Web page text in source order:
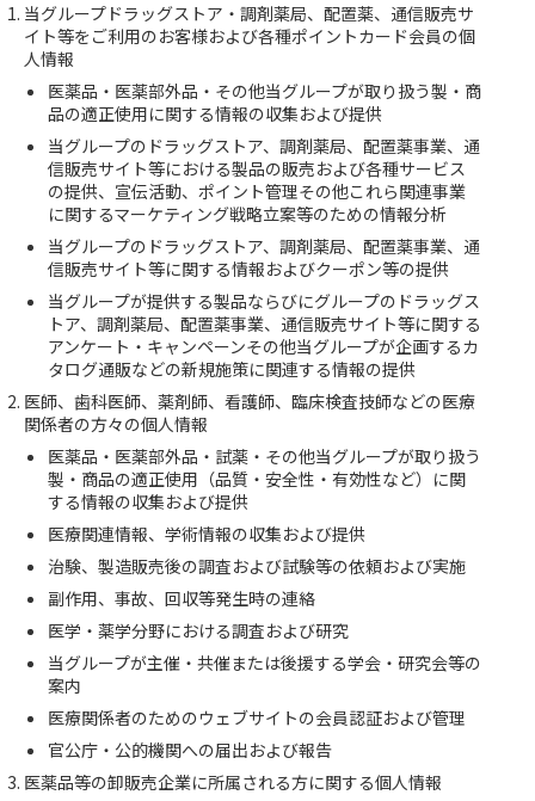
当グループドラッグストア・調剤薬局、配置薬、通信販売サ
イト等をご利用のお客様および各種ポイントカード会員の個
人情報
医薬品・医薬部外品・その他当グループが取り扱う製・商
品の適正使用に関する情報の収集および提供
当グループのドラッグストア、調剤薬局、配置薬事業、通
信販売サイト等における製品の販売および各種サービス
の提供、宣伝活動、ポイント管理その他これら関連事業
に関するマーケティング戦略立案等のための情報分析
当グループのドラッグストア、調剤薬局、配置薬事業、通
信販売サイト等に関する情報およびクーポン等の提供
当グループが提供する製品ならびにグループのドラッグス
トア、調剤薬局、配置薬事業、通信販売サイト等に関する
アンケート・キャンペーンその他当グループが企画するカ
タログ通販などの新規施策に関連する情報の提供
医師、歯科医師、薬剤師、看護師、臨床検査技師などの医療
関係者の方々の個人情報
医薬品・医薬部外品・試薬・その他当グループが取り扱う
製・商品の適正使用（品質・安全性・有効性など）に関
する情報の収集および提供
医療関連情報、学術情報の収集および提供
治験、製造販売後の調査および試験等の依頼および実施
副作用、事故、回収等発生時の連絡
医学・薬学分野における調査および研究
当グループが主催・共催または後援する学会・研究会等の
案内
医療関係者のためのウェブサイトの会員認証および管理
官公庁・公的機関への届出および報告
医薬品等の卸販売企業に所属される方に関する個人情報